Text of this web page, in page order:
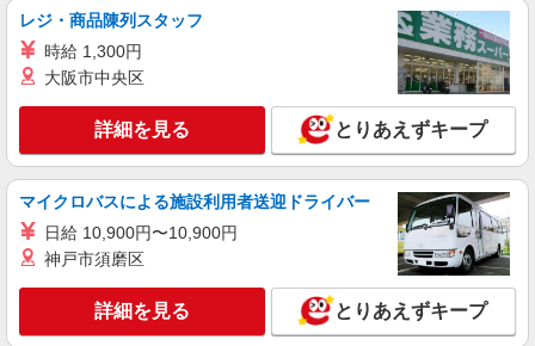
月給 215,307円 〜 322,960円 固定残業代:
15,307円 〜 22,960円（10時間相当） ＊超過分は
追加支給 試用期間あり 3ヶ月 ※経験・能力による
【試用期間】月給 215307 円 〜 322960 円
■ワイモバイル太田中央店 群馬県太田市西本町
キープ 詳細を見る
レジ・商品陳列スタッフ
時給 1,300円
大阪市中央区
詳細を見る とりあえずキープ
マイクロバスによる施設利用者送迎ドライバー
日給 10,900円〜10,900円
神戸市須磨区
詳細を見る とりあえずキープ